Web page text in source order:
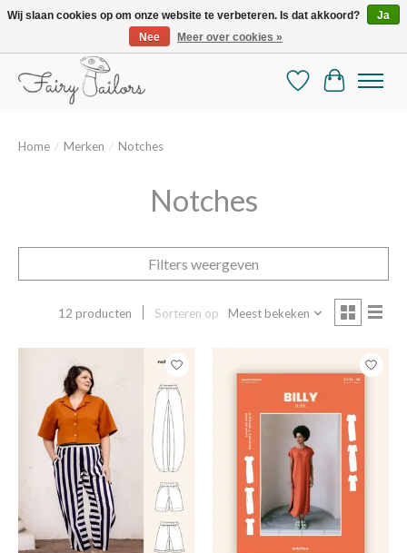
De mooiste online selectie stoffen en mercerie
Verlanglijst
Home / Merken / Notches
Notches
Filters weergeven
12 producten Sorteren op Meest bekeken
Wij slaan cookies op om onze website te verbeteren. Is dat akkoord?
Ja
Nee
Meer over cookies »